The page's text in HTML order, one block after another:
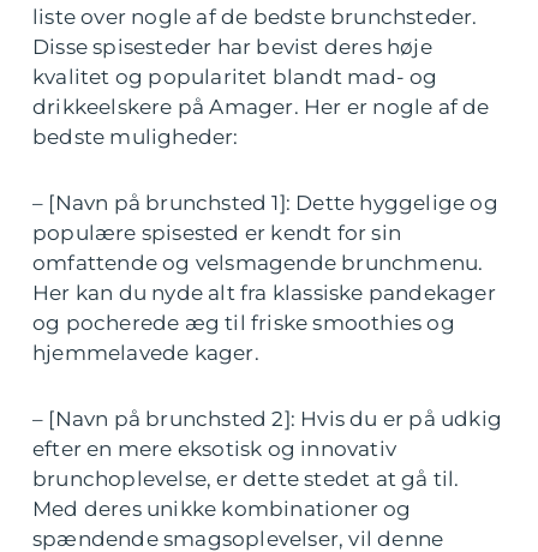
liste over nogle af de bedste brunchsteder.
Disse spisesteder har bevist deres høje
kvalitet og popularitet blandt mad- og
drikkeelskere på Amager. Her er nogle af de
bedste muligheder:
– [Navn på brunchsted 1]: Dette hyggelige og
populære spisested er kendt for sin
omfattende og velsmagende brunchmenu.
Her kan du nyde alt fra klassiske pandekager
og pocherede æg til friske smoothies og
hjemmelavede kager.
– [Navn på brunchsted 2]: Hvis du er på udkig
efter en mere eksotisk og innovativ
brunchoplevelse, er dette stedet at gå til.
Med deres unikke kombinationer og
spændende smagsoplevelser, vil denne